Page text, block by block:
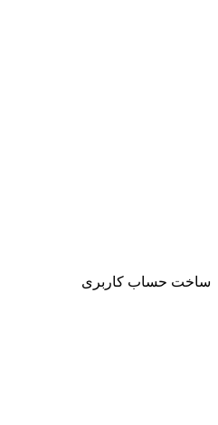
ساخت حساب کاربری